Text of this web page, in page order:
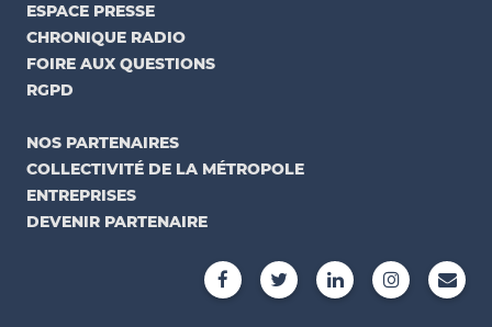
ESPACE PRESSE
CHRONIQUE RADIO
FOIRE AUX QUESTIONS
RGPD
NOS PARTENAIRES
COLLECTIVITÉ DE LA MÉTROPOLE
ENTREPRISES
DEVENIR PARTENAIRE